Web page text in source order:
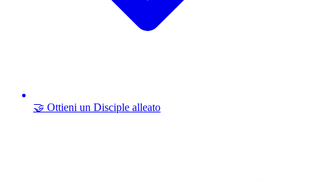
🤝 Ottieni un Disciple alleato